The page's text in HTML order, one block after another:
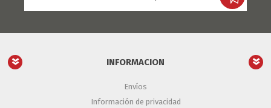
INFORMACION
Envíos
Información de privacidad